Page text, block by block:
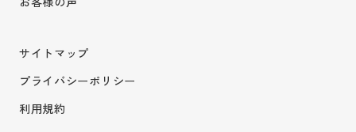
サイトマップ
プライバシーポリシー
利用規約